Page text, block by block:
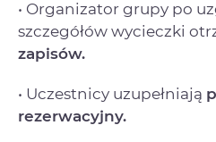
• Organizator grupy po
szczegółów wycieczki
zapisów.
• Uczestnicy uzupełniają
rezerwacyjny.